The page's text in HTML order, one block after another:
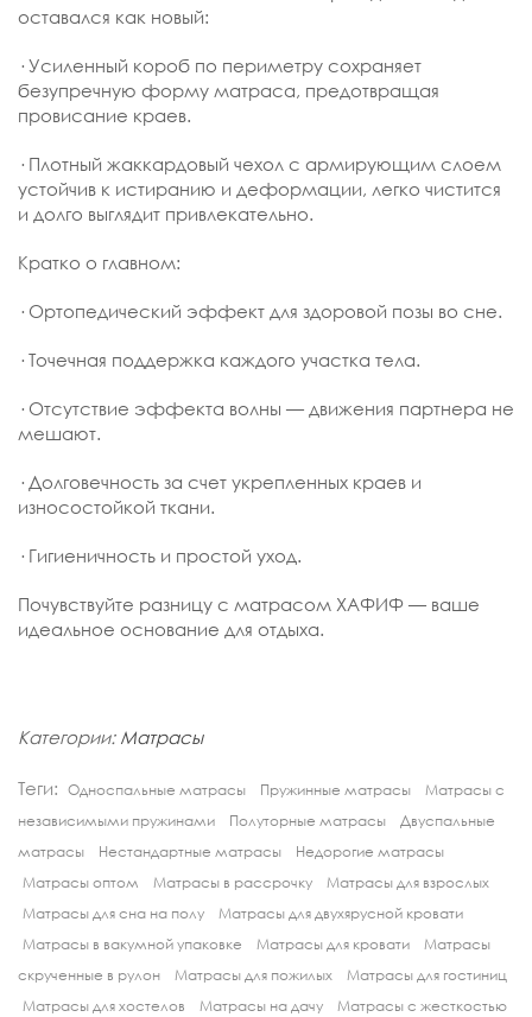
оставался как новый:
· Усиленный короб по периметру сохраняет
безупречную форму матраса, предотвращая
провисание краев.
· Плотный жаккардовый чехол с армирующим слоем
устойчив к истиранию и деформации, легко чистится
и долго выглядит привлекательно.
Кратко о главном:
· Ортопедический эффект для здоровой позы во сне.
· Точечная поддержка каждого участка тела.
· Отсутствие эффекта волны — движения партнера не
мешают.
· Долговечность за счет укрепленных краев и
износостойкой ткани.
· Гигиеничность и простой уход.
Почувствуйте разницу с матрасом ХАФИФ — ваше
идеальное основание для отдыха.
Категории: Матрасы
Теги: Односпальные матрасы Пружинные матрасы
Матрасы с
независимыми пружинами
Полуторные матрасы
Двуспальные
матрасы
Нестандартные матрасы
Недорогие матрасы
Матрасы оптом
Матрасы в рассрочку
Матрасы для взрослых
Матрасы для сна на полу
Матрасы для двухярусной кровати
Матрасы в вакумной упаковке
Матрасы для кровати
Матрасы
скрученные в рулон
Матрасы для пожилых
Матрасы для гостиниц
Матрасы для хостелов
Матрасы на дачу
Матрасы с жесткостью